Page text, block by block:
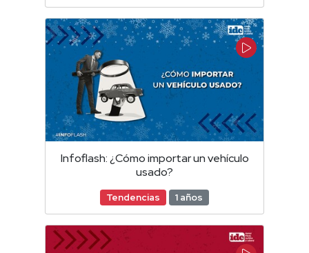
Infoflash: ¿Cómo importar un vehículo
usado?
Tendencias 1 años